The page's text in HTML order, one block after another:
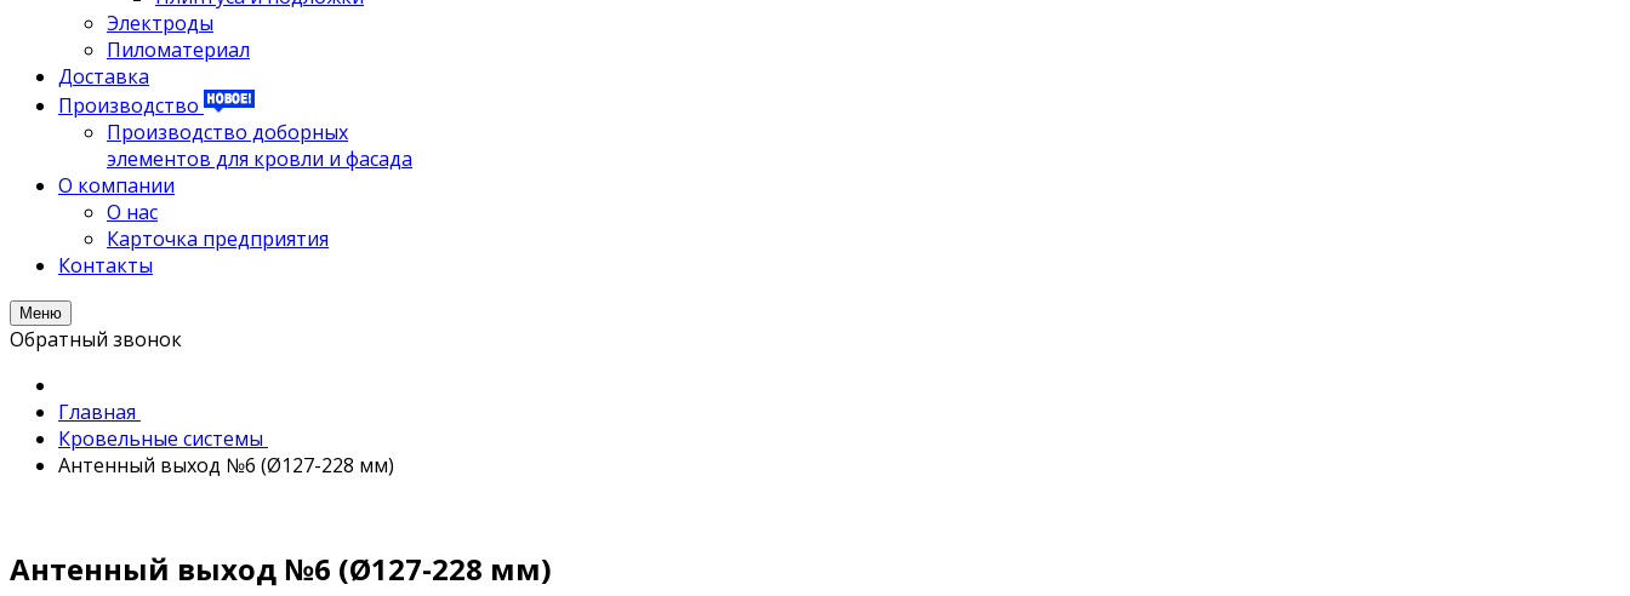
Электроды
Пиломатериал
Доставка
Производство
Производство доборных
элементов для кровли и фасада
О компании
О нас
Карточка предприятия
Контакты
Меню
Обратный звонок
Главная
Кровельные системы
Антенный выход №6 (Ø127-228 мм)
Антенный выход №6 (Ø127-228 мм)